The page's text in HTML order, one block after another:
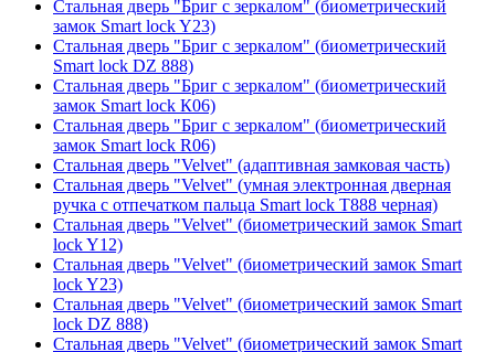
Стальная дверь "Бриг с зеркалом" (биометрический
замок Smart lock Y23)
Стальная дверь "Бриг с зеркалом" (биометрический
Smart lock DZ 888)
Стальная дверь "Бриг с зеркалом" (биометрический
замок Smart lock К06)
Стальная дверь "Бриг с зеркалом" (биометрический
замок Smart lock R06)
Стальная дверь "Velvet" (адаптивная замковая часть)
Стальная дверь "Velvet" (умная электронная дверная
ручка с отпечатком пальца Smart lock T888 черная)
Стальная дверь "Velvet" (биометрический замок Smart
lock Y12)
Стальная дверь "Velvet" (биометрический замок Smart
lock Y23)
Стальная дверь "Velvet" (биометрический замок Smart
lock DZ 888)
Стальная дверь "Velvet" (биометрический замок Smart